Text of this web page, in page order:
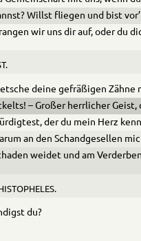
Willst fliegen und bist
wir uns dir auf, oder du
deine gefräßigen Zähne
– Großer herrlicher Geist,
der du mein Herz
an den Schandgesellen
weidet und am
du?